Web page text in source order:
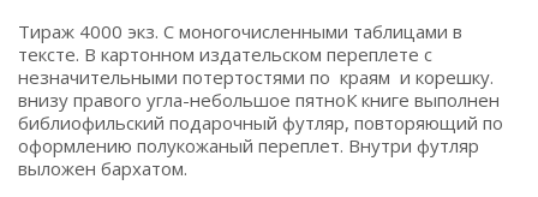
Тираж 4000 экз. С моногочисленными таблицами в
тексте. В картонном издательском переплете с
незначительными потертостями по краям и корешку.
внизу правого угла-небольшое пятноК книге выполнен
библиофильский подарочный футляр, повторяющий по
оформлению полукожаный переплет. Внутри футляр
выложен бархатом.